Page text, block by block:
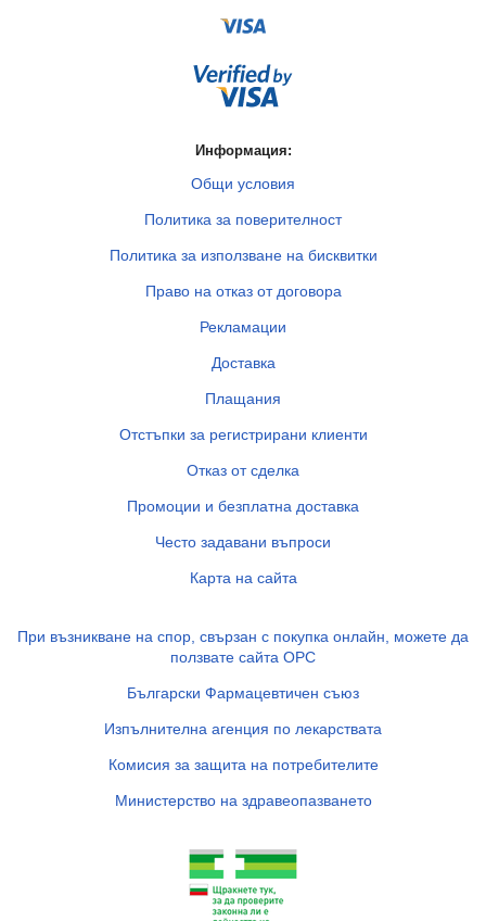
Информация:
Общи условия
Политика за поверителност
Политика за използване на бисквитки
Право на отказ от договора
Рекламации
Доставка
Плащания
Отстъпки за регистрирани клиенти
Отказ от сделка
Промоции и безплатна доставка
Често задавани въпроси
Карта на сайта
При възникване на спор, свързан с покупка онлайн, можете да
ползвате сайта ОРС
Български Фармацевтичен съюз
Изпълнителна агенция по лекарствата
Комисия за защита на потребителите
Министерство на здравеопазването